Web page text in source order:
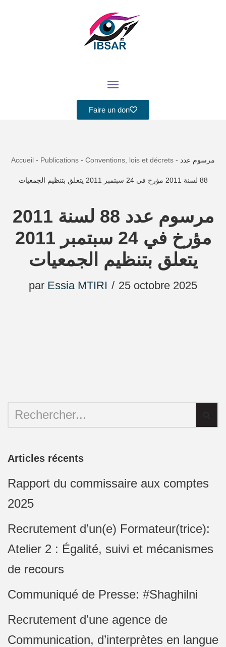
Faire un don
Accueil - Publications - Conventions, lois et décrets - مرسوم عدد
88 لسنة 2011 مؤرخ في 24 سبتمبر 2011 يتعلق بتنظيم الجمعيات
مرسوم عدد 88 لسنة 2011
مؤرخ في 24 سبتمبر 2011
يتعلق بتنظيم الجمعيات
par Essia MTIRI 25 octobre 2025
Articles récents
Rapport du commissaire aux comptes
2025
Recrutement d’un(e) Formateur(trice):
Atelier 2 : Égalité, suivi et mécanismes
de recours
Communiqué de Presse: #Shaghilni
Recrutement d’une agence de
Communication, d’interprètes en langue